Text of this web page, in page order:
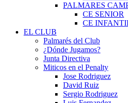
PALMARES
CE SENIOR
CE
EL CLUB
Palmarés del Club
¿Dónde Jugamos?
Junta Directiva
Miticos en el Penalty
Jose Rodriguez
David Ruiz
Sergio Rodriguez